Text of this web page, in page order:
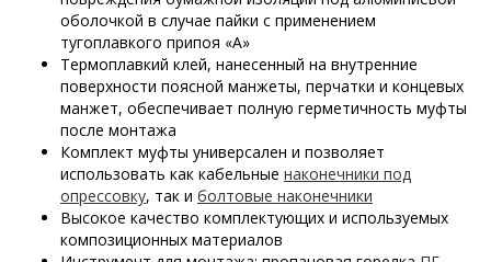
оболочкой в случае пайки с применением
тугоплавкого припоя «А»
Термоплавкий клей, нанесенный на внутренние
поверхности поясной манжеты, перчатки и концевых
манжет, обеспечивает полную герметичность муфты
после монтажа
Комплект муфты универсален и позволяет
использовать как кабельные наконечники под
опрессовку, так и болтовые наконечники
Высокое качество комплектующих и используемых
композиционных материалов